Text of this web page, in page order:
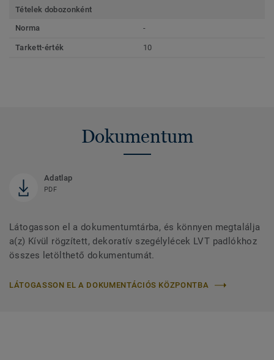
Tételek dobozonként
Norma
-
Tarkett-érték 10
Dokumentum
Adatlap
PDF
Látogasson el a dokumentumtárba, és könnyen megtalálja
a(z) Kívül rögzített, dekoratív szegélylécek LVT padlókhoz
összes letölthető dokumentumát.
LÁTOGASSON EL A DOKUMENTÁCIÓS KÖZPONTBA